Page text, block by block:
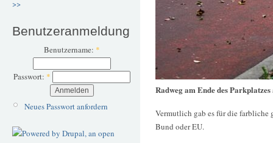
>>
Benutzeranmeldung
Benutzername: *
Passwort: *
Neues Passwort anfordern
Radweg am Ende des
Vermutlich gab es für die farbliche
Bund oder EU.